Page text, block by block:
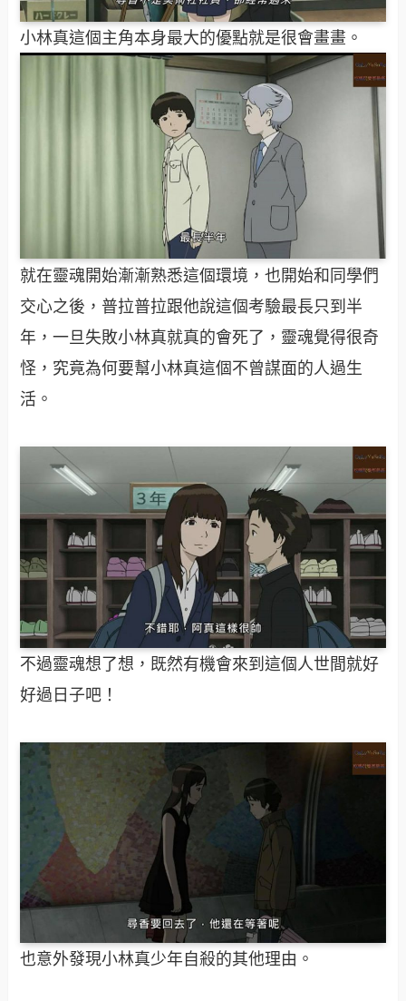
小林真這個主角本身最大的優點就是很會畫畫。
就在靈魂開始漸漸熟悉這個環境，也開始和同學們
交心之後，普拉普拉跟他說這個考驗最長只到半
年，一旦失敗小林真就真的會死了，靈魂覺得很奇
怪，究竟為何要幫小林真這個不曾謀面的人過生
活。
不過靈魂想了想，既然有機會來到這個人世間就好
好過日子吧！
也意外發現小林真少年自殺的其他理由。